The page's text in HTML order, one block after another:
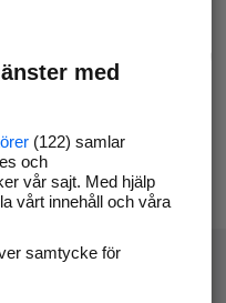
och försök igen
med
(122) samlar
och
vår sajt. Med hjälp
vårt innehåll och våra
samtycke för